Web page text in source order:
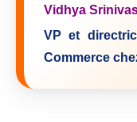
Vidhya
VP et
Commerce